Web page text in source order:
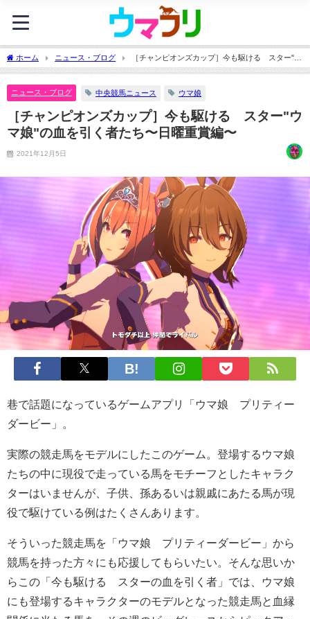
ホーム ニュース・ブログ
［チャンピオンズカップ］今も駆ける スター"ウ
マ娘"の血を引く者たち〜日曜重賞編〜
ニュース・ブログ 中央競馬ニュース ウマ娘
［チャンピオンズカップ］今も駆ける スター"ウ
マ娘"の血を引く者たち〜日曜重賞編〜
2021年12月5日
巷で話題になっているゲームアプリ「ウマ娘 プリティー
ダービー」。
実際の競走馬をモデルにしたこのゲーム。登場するウマ娘
たちの中に現役で走っている馬をモチーフとしたキャラク
ターはいませんが、子供、孫あるいは親戚にあたる馬が現
役で駆けている例はたくさんあります。
そういった競走馬を「ウマ娘 プリティーダービー」から
競馬を持った方々にも応援してもらいたい。そんな思いか
らこの「今も駆ける スターの血を引く者」では、ウマ娘
にも登場するキャラクターのモデルとなった競走馬と血縁